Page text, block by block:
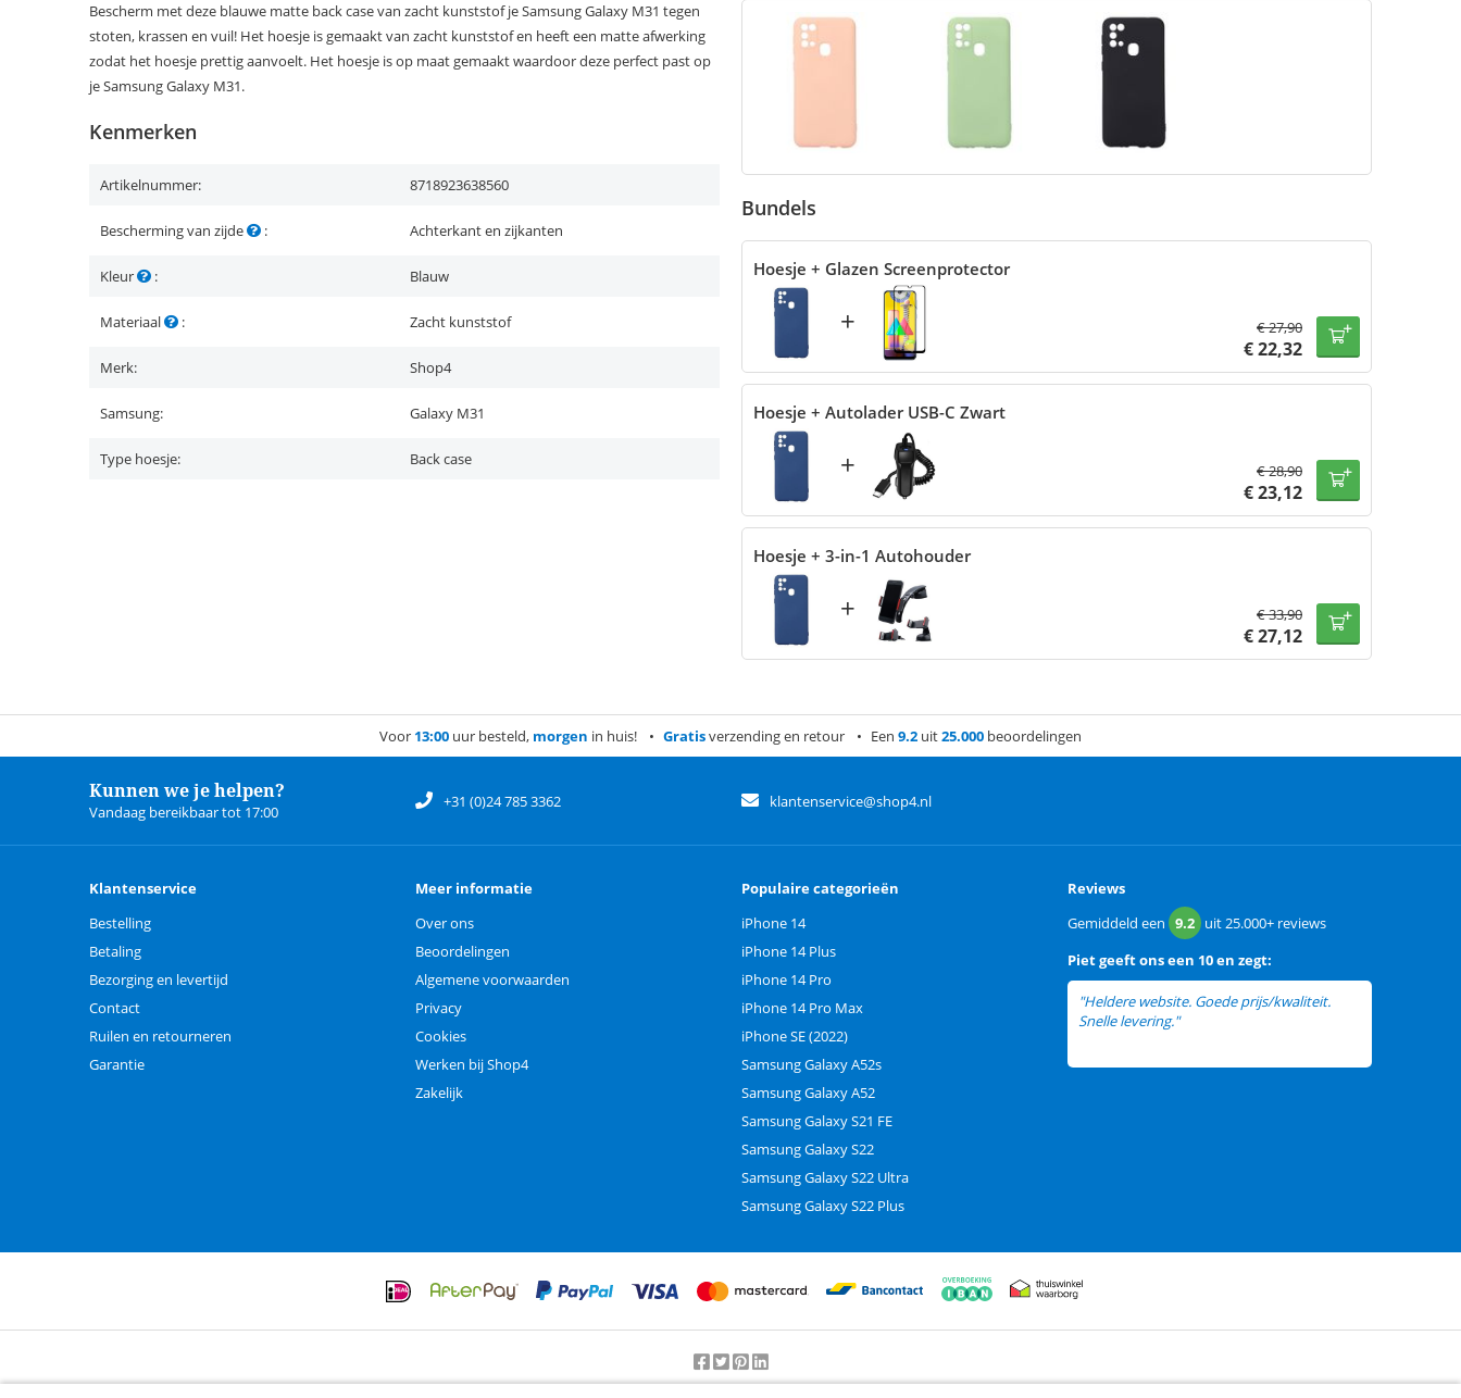
Bescherm met deze blauwe matte back case van zacht kunststof je Samsung Galaxy M31 tegen
stoten, krassen en vuil! Het hoesje is gemaakt van zacht kunststof en heeft een matte afwerking
zodat het hoesje prettig aanvoelt. Het hoesje is op maat gemaakt waardoor deze perfect past op
je Samsung Galaxy M31.
Kenmerken
Artikelnummer: 8718923638560
Bescherming van zijde : Achterkant en zijkanten
Kleur : Blauw
Materiaal : Zacht kunststof
Merk: Shop4
Samsung: Galaxy M31
Type hoesje: Back case
Bundels
Hoesje + Glazen Screenprotector
+ €27,90
€22,32
Hoesje + Autolader USB-C Zwart
+ €28,90
€23,12
Hoesje + 3-in-1 Autohouder
+ €33,90
€27,12
Voor 13:00 uur besteld, morgen in huis! Gratisverzending en retour Een 9.2 uit25.000 beoordelingen
Kunnen we je helpen?
Vandaag bereikbaar tot 17:00
+31 (0)24 785 3362 klantenservice@shop4.nl
Klantenservice
Bestelling
Betaling
Bezorging en levertijd
Contact
Ruilen en retourneren
Garantie
Meer informatie
Over ons
Beoordelingen
Algemene voorwaarden
Privacy
Cookies
Werken bij Shop4
Zakelijk
Populaire categorieën
iPhone 14
iPhone 14 Plus
iPhone 14 Pro
iPhone 14 Pro Max
iPhone SE (2022)
Samsung Galaxy A52s
Samsung Galaxy A52
Samsung Galaxy S21 FE
Samsung Galaxy S22
Samsung Galaxy S22 Ultra
Samsung Galaxy S22 Plus
Reviews
Gemiddeld een 9.2 uit25.000+ reviews
Pietgeeft ons een 10 en zegt:
"Heldere website. Goede prijs/kwaliteit.
Snelle levering."
Beoordeling door klanten:9.2/10-25000beoordelingen